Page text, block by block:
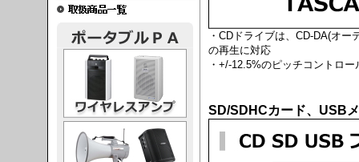
・CDドライブは、CD-DA(オ
の再生に対応
・+/-12.5%のピッチコントロ
SD/SDHCカード、USB